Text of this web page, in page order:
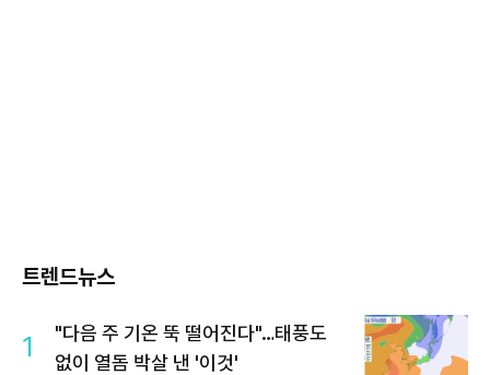
트렌드뉴스
1
"다음 주 기온 뚝 떨어진다"…태풍도
없이 열돔 박살 낸 '이것'